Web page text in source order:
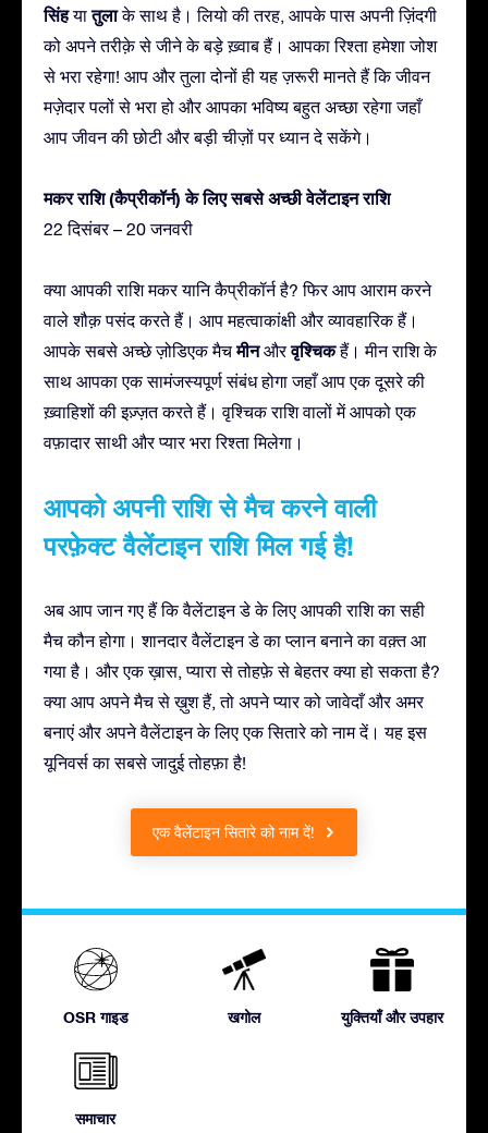
सिंहयातुलाके साथ है। लियो की तरह, आपके पास अपनी ज़िंदगी
को अपने तरीक़े से जीने के बड़े ख़्वाब हैं। आपका रिश्ता हमेशा जोश
से भरा रहेगा! आप और तुला दोनों ही यह ज़रूरी मानते हैं कि जीवन
मज़ेदार पलों से भरा हो और आपका भविष्य बहुत अच्छा रहेगा जहाँ
आप जीवन की छोटी और बड़ी चीज़ों पर ध्यान दे सकेंगे।
मकर राशि (कैप्रीकॉर्न) के लिए सबसे अच्छी वेलेंटाइन राशि
22 दिसंबर – 20 जनवरी
क्या आपकी राशि मकर यानि कैप्रीकॉर्न है? फिर आप आराम करने
वाले शौक़ पसंद करते हैं। आप महत्वाकांक्षी और व्यावहारिक हैं।
आपके सबसे अच्छे ज़ोडिएक मैचमीनऔरवृश्चिकहैं। मीन राशि के
साथ आपका एक सामंजस्यपूर्ण संबंध होगा जहाँ आप एक दूसरे की
ख़्वाहिशों की इज़्ज़त करते हैं। वृश्चिक राशि वालों में आपको एक
वफ़ादार साथी और प्यार भरा रिश्ता मिलेगा।
आपको अपनी राशि से मैच करने वाली
परफ़ेक्ट वैलेंटाइन राशि मिल गई है!
अब आप जान गए हैं कि वैलेंटाइन डे के लिए आपकी राशि का सही
मैच कौन होगा। शानदार वैलेंटाइन डे का प्लान बनाने का वक़्त आ
गया है। और एक ख़ास, प्यारा से तोहफ़े से बेहतर क्या हो सकता है?
क्या आप अपने मैच से ख़ुश हैं, तो अपने प्यार को जावेदाँ और अमर
बनाएं और अपने वैलेंटाइन के लिए एक सितारे को नाम दें। यह इस
यूनिवर्स का सबसे जादुई तोहफ़ा है!
एक वैलेंटाइन सितारे को नाम दें!
OSR गाइड खगोल युक्तियाँ और उपहार
समाचार